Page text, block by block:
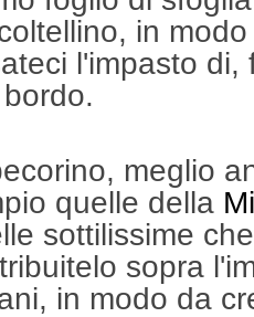
in
l'impasto
meglio
quelle della
sottilissime
sopra
in modo da